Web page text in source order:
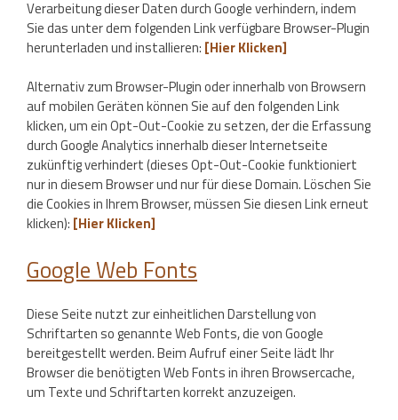
Verarbeitung dieser Daten durch Google verhindern, indem
Sie das unter dem folgenden Link verfügbare Browser-Plugin
herunterladen und installieren: [Hier Klicken]
Alternativ zum Browser-Plugin oder innerhalb von Browsern
auf mobilen Geräten können Sie auf den folgenden Link
klicken, um ein Opt-Out-Cookie zu setzen, der die Erfassung
durch Google Analytics innerhalb dieser Internetseite
zukünftig verhindert (dieses Opt-Out-Cookie funktioniert
nur in diesem Browser und nur für diese Domain. Löschen Sie
die Cookies in Ihrem Browser, müssen Sie diesen Link erneut
klicken): [Hier Klicken]
Google Web Fonts
Diese Seite nutzt zur einheitlichen Darstellung von
Schriftarten so genannte Web Fonts, die von Google
bereitgestellt werden. Beim Aufruf einer Seite lädt Ihr
Browser die benötigten Web Fonts in ihren Browsercache,
um Texte und Schriftarten korrekt anzuzeigen.